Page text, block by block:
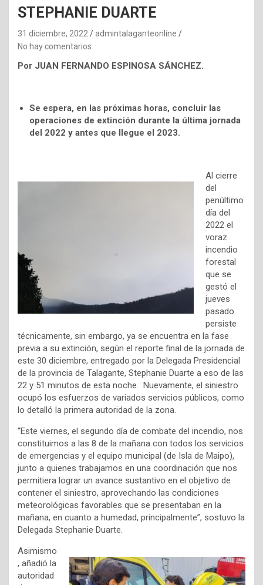
STEPHANIE DUARTE
31 diciembre, 2022
admintalaganteonline
No hay comentarios
Por JUAN FERNANDO ESPINOSA SÁNCHEZ.
Se espera, en las próximas horas, concluir las
operaciones de extinción durante la última jornada
del 2022 y antes que llegue el 2023.
Al cierre
del
penúltimo
día del
2022 el
voraz
incendio
forestal
que se
gestó el
jueves
pasado
persiste
técnicamente, sin embargo, ya se encuentra en la fase
previa a su extinción, según el reporte final de la jornada de
este 30 diciembre, entregado por la Delegada Presidencial
de la provincia de Talagante, Stephanie Duarte a eso de las
22 y 51 minutos de esta noche. Nuevamente, el siniestro
ocupó los esfuerzos de variados servicios públicos, como
lo detalló la primera autoridad de la zona.
“Este viernes, el segundo día de combate del incendio, nos
constituimos a las 8 de la mañana con todos los servicios
de emergencias y el equipo municipal (de Isla de Maipo),
junto a quienes trabajamos en una coordinación que nos
permitiera lograr un avance sustantivo en el objetivo de
contener el siniestro, aprovechando las condiciones
meteorológicas favorables que se presentaban en la
mañana, en cuanto a humedad, principalmente”, sostuvo la
Delegada Stephanie Duarte.
Asimismo
, añadió la
autoridad